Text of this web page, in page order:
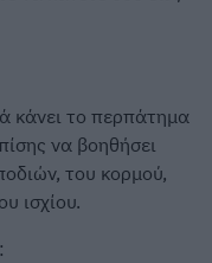
κάνει το περπάτημα
να βοηθήσει
του κορμού,
ισχίου.